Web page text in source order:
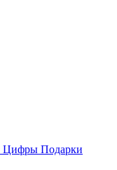
Цифры Подарки